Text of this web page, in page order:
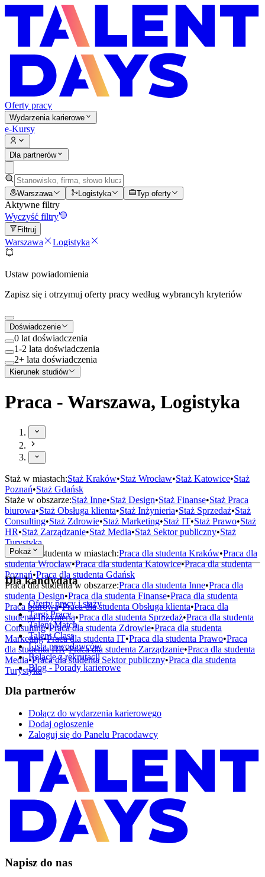
Oferty pracy
Wydarzenia karierowe
e-Kursy
Dla partnerów
Warszawa Logistyka Typ oferty
Aktywne filtry
Wyczyść filtry
Filtruj
Warszawa Logistyka
Ustaw powiadomienia
Zapisz się i otrzymuj oferty pracy według wybrancyh kryteriów
Doświadczenie
0 lat doświadczenia
1-2 lata doświadczenia
2+ lata doświadczenia
Kierunek studiów
Praca - Warszawa, Logistyka
Staż w miastach:Staż Kraków•Staż Wrocław•Staż Katowice•Staż
Poznań•Staż Gdańsk
Staże w obszarze:Staż Inne•Staż Design•Staż Finanse•Staż Praca
biurowa•Staż Obsługa klienta•Staż Inżynieria•Staż Sprzedaż•Staż
Consulting•Staż Zdrowie•Staż Marketing•Staż IT•Staż Prawo•Staż
HR•Staż Zarządzanie•Staż Media•Staż Sektor publiczny•Staż
Turystyka
Praca dla studenta w miastach:Praca dla studenta Kraków•Praca dla
studentaWrocław•Praca dla studentaKatowice•Praca dla studenta
Poznań•Praca dla studenta Gdańsk
Praca dla studenta w obszarze:Praca dla studenta Inne•Praca dla
studenta Design•Praca dla studenta Finanse•Praca dla studenta
Praca biurowa•Praca dla studenta Obsługa klienta•Praca dla
studentaInżynieria•Praca dla studenta Sprzedaż•Praca dla studenta
Consulting•Praca dla studenta Zdrowie•Praca dla studenta
Marketing•Praca dla studenta IT•Praca dla studenta Prawo•Praca
dla studentaHR•Praca dla studenta Zarządzanie•Praca dla studenta
Media•Praca dla studenta Sektor publiczny•Praca dla studenta
Turystyka
Pokaż
Dla kandydata
Oferty pracy i staży
Targi Pracy
Talent Match
Talent Class
Lista pracodawców
Relacje z rekrutacji
Blog - Porady karierowe
Dla partnerów
Dołącz do wydarzenia karierowego
Dodaj ogłoszenie
Zaloguj się do Panelu Pracodawcy
Napisz do nas